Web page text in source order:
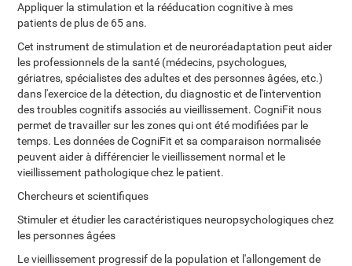
Appliquer la stimulation et la rééducation cognitive à mes
patients de plus de 65 ans.
Cet instrument de stimulation et de neuroréadaptation peut aider
les professionnels de la santé (médecins, psychologues,
gériatres, spécialistes des adultes et des personnes âgées, etc.)
dans l'exercice de la détection, du diagnostic et de l'intervention
des troubles cognitifs associés au vieillissement. CogniFit nous
permet de travailler sur les zones qui ont été modifiées par le
temps. Les données de CogniFit et sa comparaison normalisée
peuvent aider à différencier le vieillissement normal et le
vieillissement pathologique chez le patient.
Chercheurs et scientifiques
Stimuler et étudier les caractéristiques neuropsychologiques chez
les personnes âgées
Le vieillissement progressif de la population et l'allongement de